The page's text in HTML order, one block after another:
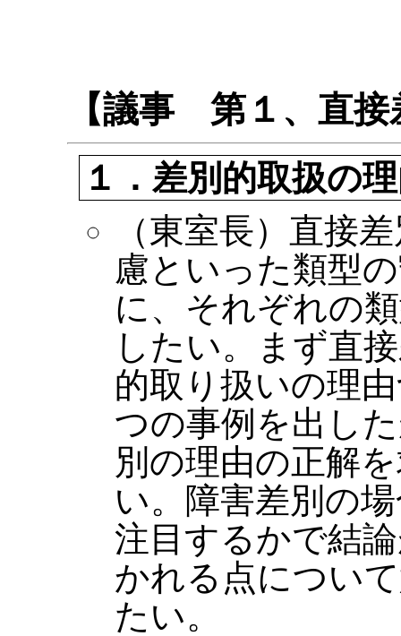
【議事 第１、直
１．差別的取扱の
（東室長）直接
慮といった類型
に、それぞれの
したい。まず直
的取り扱いの理
つの事例を出し
別の理由の正解
い。障害差別の
注目するかで結
かれる点につい
たい。